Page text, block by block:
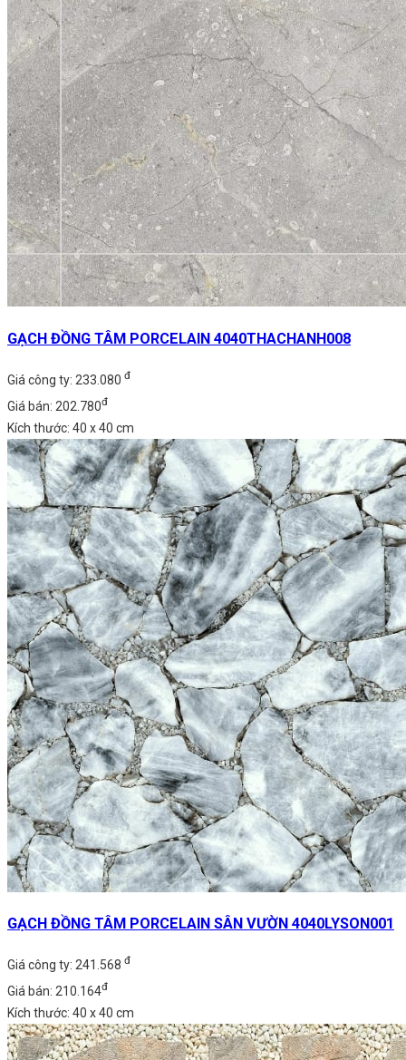
GẠCH ĐỒNG TÂM PORCELAIN 4040THACHANH008
Giá công ty: 233.080 đ
Giá bán: 202.780đ
Kích thước: 40 x 40 cm
GẠCH ĐỒNG TÂM PORCELAIN SÂN VƯỜN 4040LYSON001
Giá công ty: 241.568 đ
Giá bán: 210.164đ
Kích thước: 40 x 40 cm